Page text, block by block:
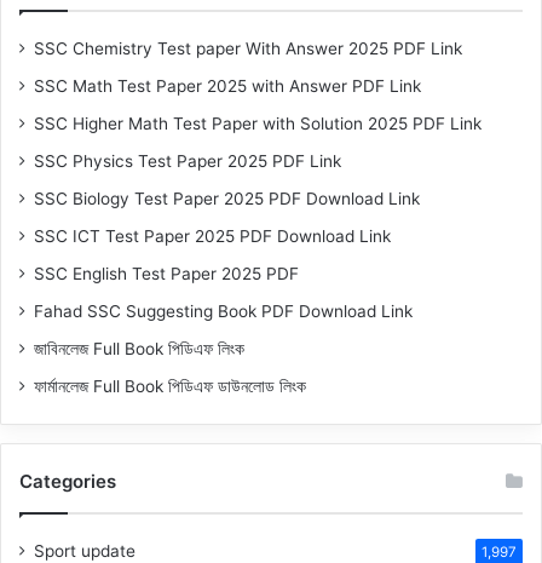
SSC Chemistry Test paper With Answer 2025 PDF Link
SSC Math Test Paper 2025 with Answer PDF Link
SSC Higher Math Test Paper with Solution 2025 PDF Link
SSC Physics Test Paper 2025 PDF Link
SSC Biology Test Paper 2025 PDF Download Link
SSC ICT Test Paper 2025 PDF Download Link
SSC English Test Paper 2025 PDF
Fahad SSC Suggesting Book PDF Download Link
জাবিনলেজ Full Book পিডিএফ লিংক
ফার্মানলেজ Full Book পিডিএফ ডাউনলোড লিংক
Categories
Sport update 1,997